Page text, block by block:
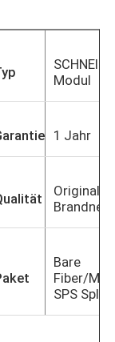
Modul
1 Jahr
Original
Brandneu
Bare
Fiber/
SPS